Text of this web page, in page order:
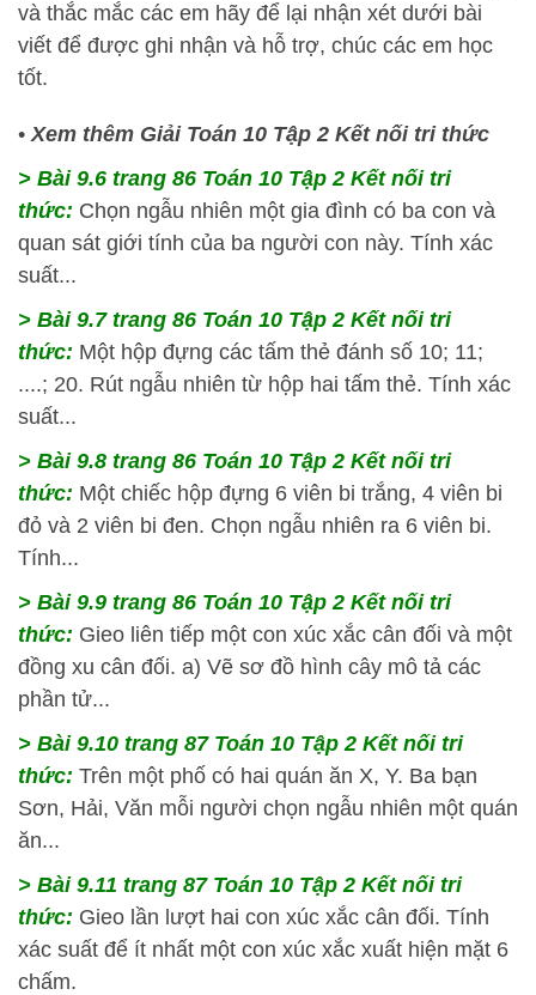
và thắc mắc các em hãy để lại nhận xét dưới bài
viết để được ghi nhận và hỗ trợ, chúc các em học
tốt.
•Xem thêm Giải Toán 10 Tập 2 Kết nối tri thức
> Bài 9.6 trang 86 Toán 10 Tập 2 Kết nối tri
thức: Chọn ngẫu nhiên một gia đình có ba con và
quan sát giới tính của ba người con này. Tính xác
suất...
> Bài 9.7 trang 86 Toán 10 Tập 2 Kết nối tri
thức: Một hộp đựng các tấm thẻ đánh số 10; 11;
....; 20. Rút ngẫu nhiên từ hộp hai tấm thẻ. Tính xác
suất...
> Bài 9.8 trang 86 Toán 10 Tập 2 Kết nối tri
thức: Một chiếc hộp đựng 6 viên bi trắng, 4 viên bi
đỏ và 2 viên bi đen. Chọn ngẫu nhiên ra 6 viên bi.
Tính...
> Bài 9.9 trang 86 Toán 10 Tập 2 Kết nối tri
thức: Gieo liên tiếp một con xúc xắc cân đối và một
đồng xu cân đối. a) Vẽ sơ đồ hình cây mô tả các
phần tử...
> Bài 9.10 trang 87 Toán 10 Tập 2 Kết nối tri
thức: Trên một phố có hai quán ăn X, Y. Ba bạn
Sơn, Hải, Văn mỗi người chọn ngẫu nhiên một quán
ăn...
> Bài 9.11 trang 87 Toán 10 Tập 2 Kết nối tri
thức: Gieo lần lượt hai con xúc xắc cân đối. Tính
xác suất để ít nhất một con xúc xắc xuất hiện mặt 6
chấm.